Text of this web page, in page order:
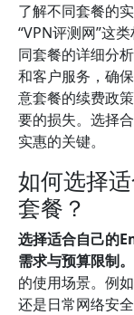
了解不同套餐的
“VPN评测网”这
同套餐的详细分
和客户服务，确
意套餐的续费政
要的损失。选择
实惠的关键。
如何选择
套餐？
选择适合自己的
需求与预算限制。
的使用场景。例
还是日常网络安